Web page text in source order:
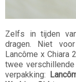
Zelfs in tijden
dragen. Niet
Lancôme x Chiara
twee
verpakking: